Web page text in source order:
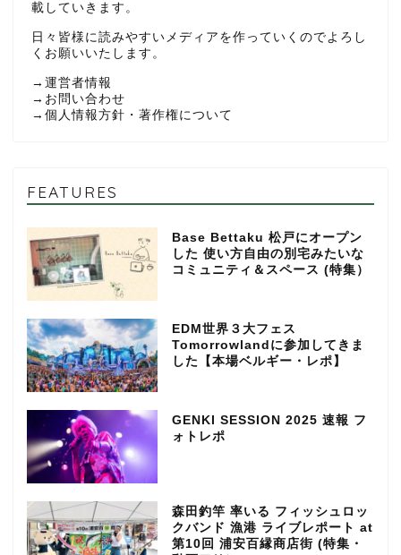
載していきます。
日々皆様に読みやすいメディアを作っていくのでよろし
くお願いいたします。
→ 運営者情報
→ お問い合わせ
→ 個人情報方針・著作権について
FEATURES
Base Bettaku 松戸にオープン
した 使い方自由の別宅みたいな
コミュニティ＆スペース (特集）
EDM世界３大フェス
Tomorrowlandに参加してきま
した【本場ベルギー・レポ】
GENKI SESSION 2025 速報 フ
ォトレポ
森田釣竿 率いる フィッシュロッ
クバンド 漁港 ライブレポート at
第10回 浦安百縁商店街 (特集・